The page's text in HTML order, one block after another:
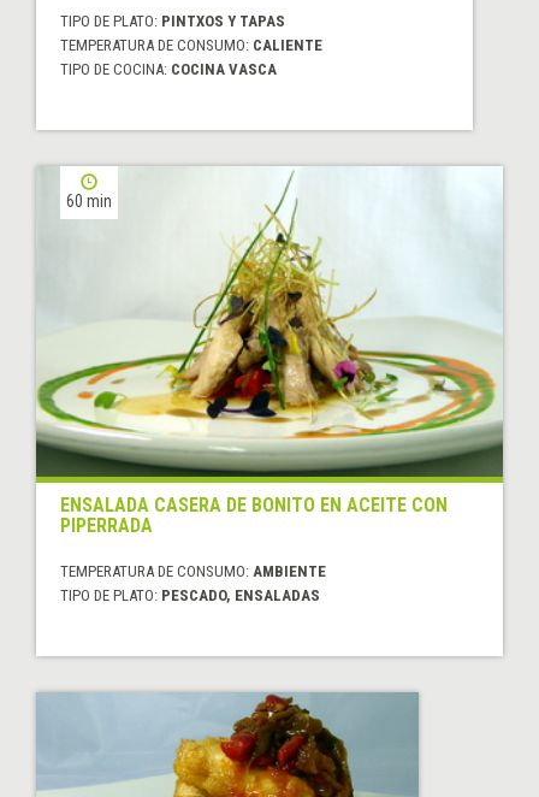
TIPO DE PLATO: PINTXOS Y TAPAS
TEMPERATURA DE CONSUMO: CALIENTE
TIPO DE COCINA: COCINA VASCA
60 min
ENSALADA CASERA DE BONITO EN ACEITE CON
PIPERRADA
TEMPERATURA DE CONSUMO: AMBIENTE
TIPO DE PLATO: PESCADO, ENSALADAS